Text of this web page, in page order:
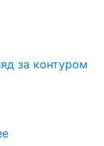
за контуром